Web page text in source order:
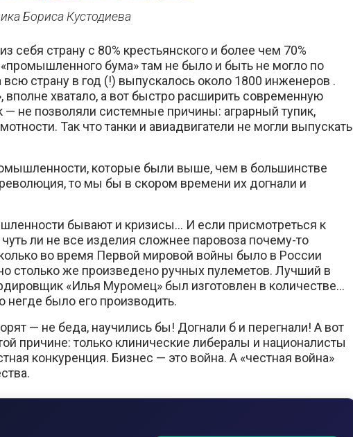
Бориса Кустодиева
себя страну с 80% крестьянского и более чем 70%
«промышленного бума» там не было и быть не могло по
страну в год (!) выпускалось около 1800 инженеров .
вполне хватало, а вот быстро расширить современную
не позволяли системные причины: аграрный тупик,
Так что танки и авиадвигатели не могли выпускать
которые были выше, чем в большинстве
то мы бы в скором времени их догнали и
бывают и кризисы… И если присмотреться к
ли не все изделия сложнее паровоза почему-то
во время Первой мировой войны было в России
столько же произведено ручных пулеметов. Лучший в
«Илья Муромец» был изготовлен в количестве…
негде было его производить.
— не беда, научились бы! Догнали б и перегнали! А вот
причине: только клинические либералы и националисты
конкуренция. Бизнес — это война. А «честная война»